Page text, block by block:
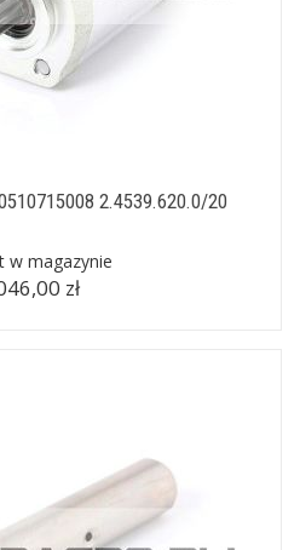
2.4539.620.0/20
w magazynie
zł